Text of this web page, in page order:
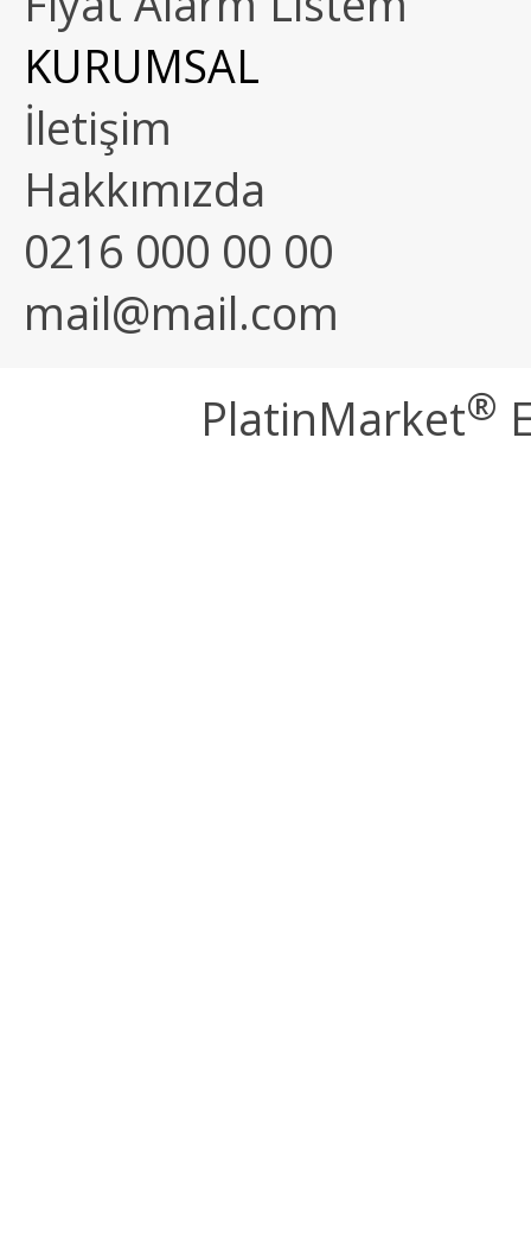
KURUMSAL
İletişim
Hakkımızda
0216 000 00 00
mail@mail.com
PlatinMarket®